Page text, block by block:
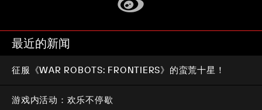
最近的新闻
征服《WAR ROBOTS: FRONTIERS》的蛮荒十星！
游戏内活动：欢乐不停歇